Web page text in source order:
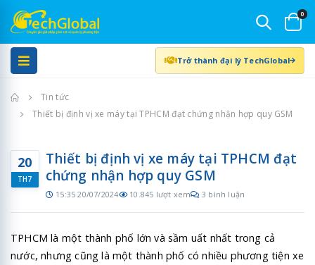
0
Trở thành đại lý TechGlobal
Trang chủ
Tin tức
Thiết bị định vị xe máy tại TPHCM đạt chứng nhận hợp quy GSM
20
TH7
Thiết bị định vị xe máy tại TPHCM đạt
chứng nhận hợp quy GSM
15:35 20/07/2024 10.845 lượt xem 3 bình luận
TPHCM là một thành phố lớn và sầm uất nhất trong cả
nước, nhưng cũng là một thành phố có nhiều phương tiện xe